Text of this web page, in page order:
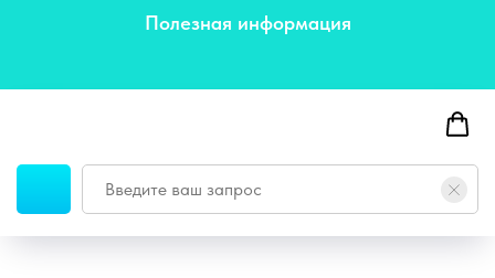
Полезная информация